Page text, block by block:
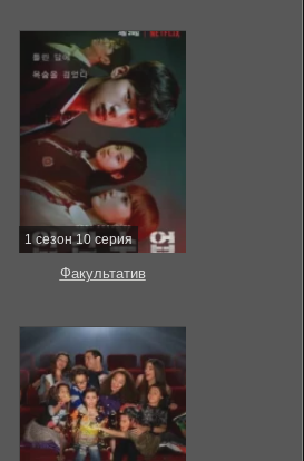
1 сезон 10 серия
Факультатив